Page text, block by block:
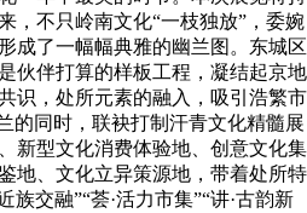
，不只岭南文化“一枝独放”，委婉
成了一幅幅典雅的幽兰图。东城区
伙伴打算的样板工程，凝结起京地
识，处所元素的融入，吸引浩繁市
的同时，联袂打制汗青文化精髓展
新型文化消费体验地、创意文化集
地、文化立异策源地，带着处所特
族交融”“荟·活力市集”“讲·古韵新